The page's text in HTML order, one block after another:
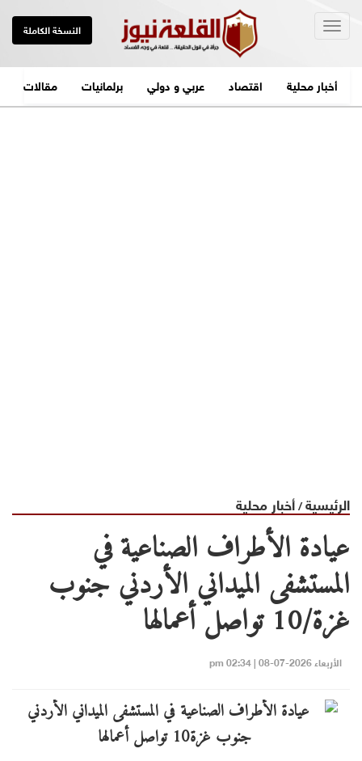
النسخة الكاملة
أخبار محلية اقتصاد عربي و دولي برلمانيات مقالات
الرئيسية/أخبار محلية
عيادة الأطراف الصناعية في
المستشفى الميداني الأردني جنوب
غزة/10 تواصل أعمالها
الأربعاء 2026-07-08 | 02:34 pm